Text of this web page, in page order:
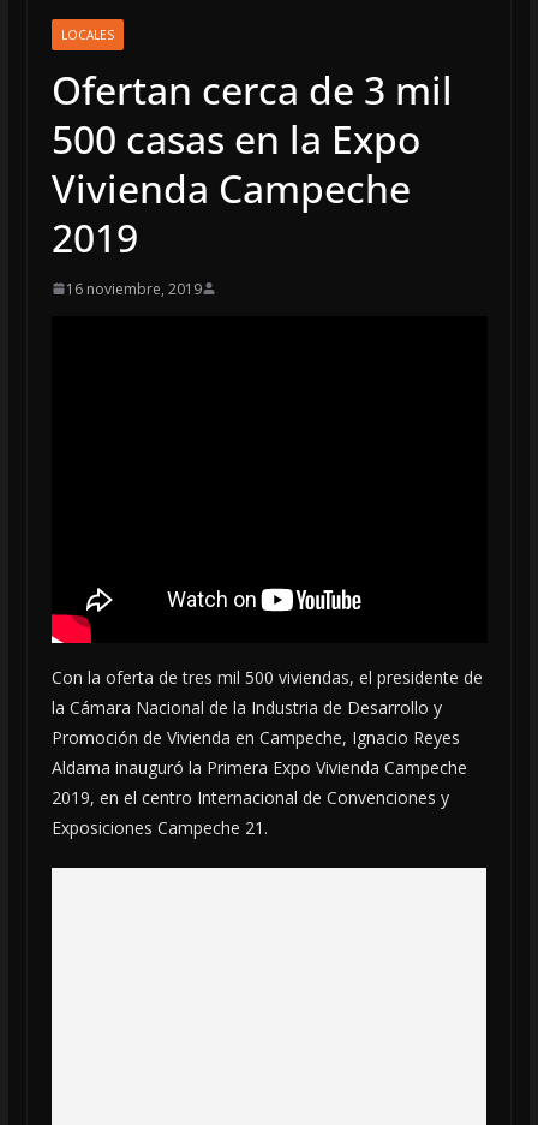
LOCALES
Ofertan cerca de 3 mil
500 casas en la Expo
Vivienda Campeche
2019
16 noviembre, 2019
Con la oferta de tres mil 500 viviendas, el presidente de
la Cámara Nacional de la Industria de Desarrollo y
Promoción de Vivienda en Campeche, Ignacio Reyes
Aldama inauguró la Primera Expo Vivienda Campeche
2019, en el centro Internacional de Convenciones y
Exposiciones Campeche 21.